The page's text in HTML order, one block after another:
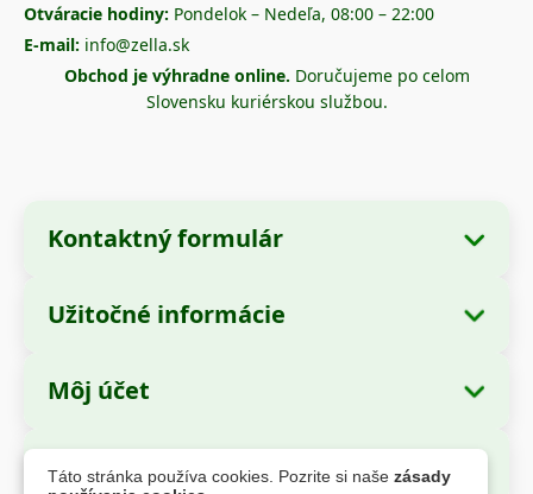
Táto stránka používa cookies. Pozrite si naše zásady
Otváracie hodiny: Pondelok – Nedeľa, 08:00 – 22:00
E-mail: info@zella.sk
Obchod je výhradne online. Doručujeme po celom
Slovensku kuriérskou službou.
Kontaktný formulár
Názov spoločnosti:
Distribution SRL
Sídlo:Strada Cuza Vodă nr. 97, Sector 4,
București, 040283, România
Užitočné informácie
Ako objednať?
Spôsoby platby
Informácie o doprave
Môj účet
Moje objednávky
Osobné údaje
Bezpečné platby